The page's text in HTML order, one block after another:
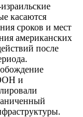
касаются
сроков и мест
американских
после
и